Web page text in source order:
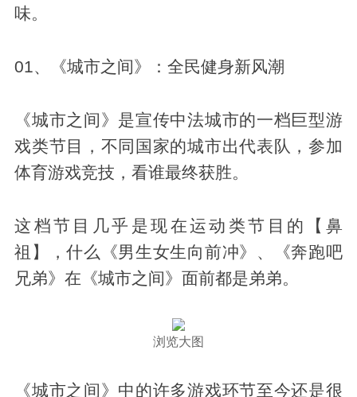
味。
01、《城市之间》：全民健身新风潮
《城市之间》是宣传中法城市的一档巨型游
戏类节目，不同国家的城市出代表队，参加
体育游戏竞技，看谁最终获胜。
这档节目几乎是现在运动类节目的【鼻
祖】，什么《男生女生向前冲》、《奔跑吧
兄弟》在《城市之间》面前都是弟弟。
浏览大图
《城市之间》中的许多游戏环节至今还是很